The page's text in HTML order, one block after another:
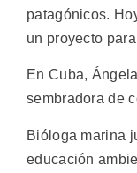
patagónicos.
un proyecto
En Cuba,
sembradora de
Bióloga marina
educación